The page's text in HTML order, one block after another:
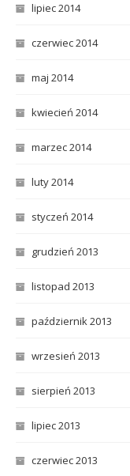
lipiec 2014
czerwiec 2014
maj 2014
kwiecień 2014
marzec 2014
luty 2014
styczeń 2014
grudzień 2013
listopad 2013
październik 2013
wrzesień 2013
sierpień 2013
lipiec 2013
czerwiec 2013